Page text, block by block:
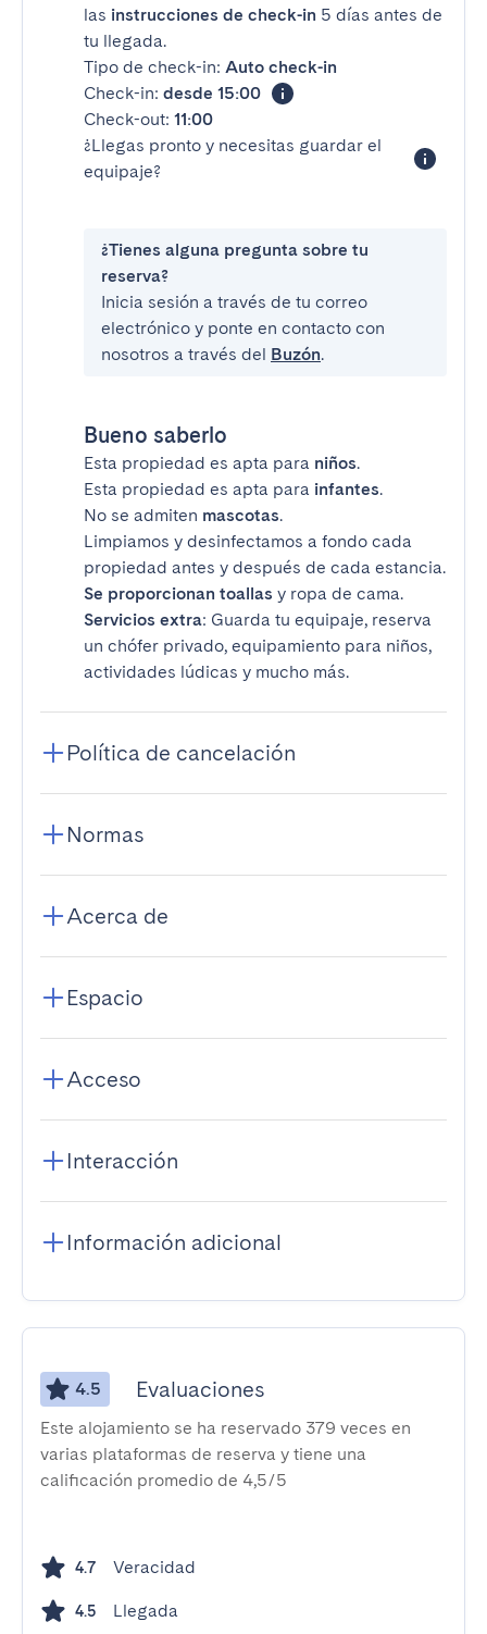
las instrucciones de check-in 5 días antes de
tu llegada.
Tipo de check-in: Auto check-in
Check-in: desde 15:00
Check-out: 11:00
¿Llegas pronto y necesitas guardar el
equipaje?
¿Tienes alguna pregunta sobre tu
reserva?
Inicia sesión a través de tu correo
electrónico y ponte en contacto con
nosotros a través del Buzón.
Bueno saberlo
Esta propiedad es apta para niños.
Esta propiedad es apta para infantes.
No se admiten mascotas.
Limpiamos y desinfectamos a fondo cada
propiedad antes y después de cada estancia.
Se proporcionan toallas y ropa de cama.
Servicios extra: Guarda tu equipaje, reserva
un chófer privado, equipamiento para niños,
actividades lúdicas y mucho más.
Política de cancelación
Normas
Acerca de
Espacio
Acceso
Interacción
Información adicional
4.5 Evaluaciones
Este alojamiento se ha reservado 379 veces en
varias plataformas de reserva y tiene una
calificación promedio de 4,5/5
4.7 Veracidad
4.5 Llegada